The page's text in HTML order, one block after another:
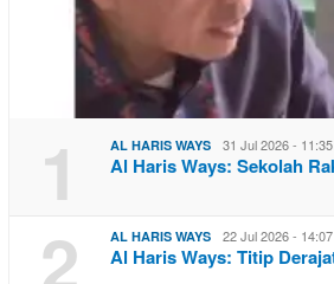
1 AL HARIS WAYS 31 Jul 2026 -
Al Haris Ways: Sekolah
2 AL HARIS WAYS 22 Jul 2026 -
Al Haris Ways: Titip